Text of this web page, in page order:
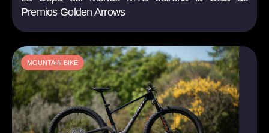
Premios Golden Arrows
MOUNTAIN BIKE